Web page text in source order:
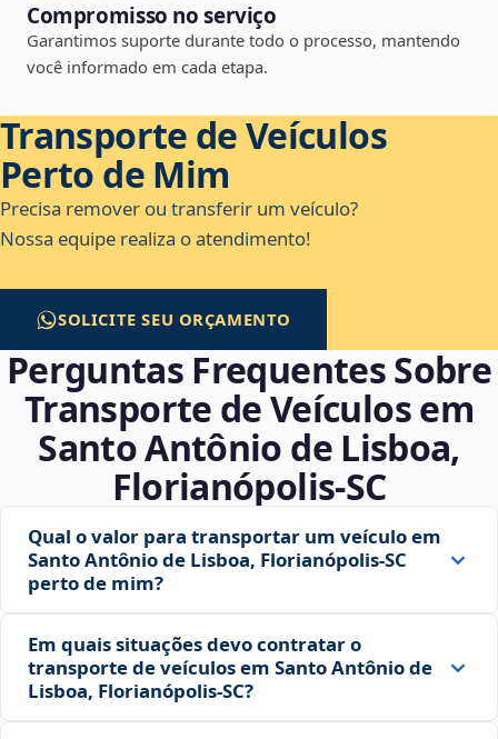
Compromisso no serviço
Garantimos suporte durante todo o processo, mantendo
você informado em cada etapa.
Transporte de Veículos
Perto de Mim
Precisa remover ou transferir um veículo?
Nossa equipe realiza o atendimento!
SOLICITE SEU ORÇAMENTO
Perguntas Frequentes Sobre
Transporte de Veículos em
Santo Antônio de Lisboa,
Florianópolis‑SC
Qual o valor para transportar um veículo em
Santo Antônio de Lisboa, Florianópolis‑SC
perto de mim?
Em quais situações devo contratar o
transporte de veículos em Santo Antônio de
Lisboa, Florianópolis‑SC?